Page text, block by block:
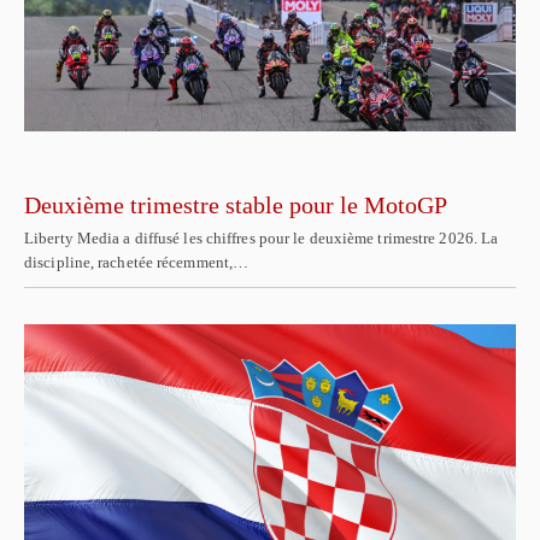
Deuxième trimestre stable pour le MotoGP
Liberty Media a diffusé les chiffres pour le deuxième trimestre 2026. La
discipline, rachetée récemment,…